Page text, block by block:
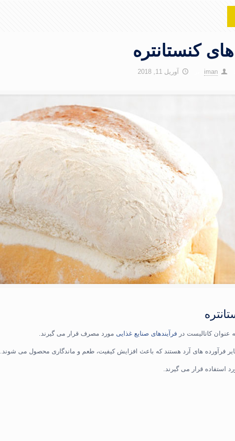
های کنستانتره
iman آوریل 11, 2018
عنوان کاتالیست درفرآیندهای صنایع غذایی مورد مصرف قرار می گیرند.
سایر فرآورده های آرد هستند که باعث افزایش کیفیت، طعم و ماندگاری محصول می شوند.
استفاده قرار می گیرند.